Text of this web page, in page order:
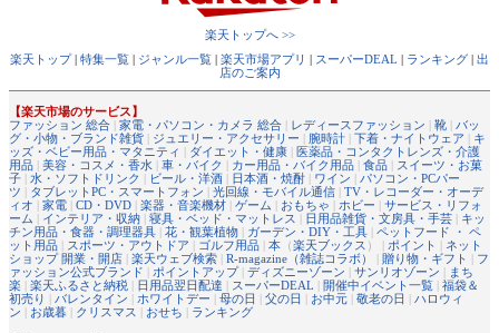
楽天トップへ >>
楽天トップ| 特集一覧 | ジャンル一覧 | 楽天市場アプリ | スーパーDEAL | ランキング | 出
店のご案内
【楽天市場のサービス】
ファッション 総合 | 家電・パソコン・カメラ 総合 | レディースファッション | 靴 | バッ
グ・小物・ブランド雑貨 | ジュエリー・アクセサリー | 腕時計 | 下着・ナイトウェア | キ
ッズ・ベビー用品・マタニティ | ダイエット・健康 | 医薬品・コンタクトレンズ・介護
用品 | 美容・コスメ・香水 | 車・バイク | カー用品・バイク用品 | 食品 | スイーツ・お菓
子 | 水・ソフトドリンク | ビール・洋酒 | 日本酒・焼酎 | ワイン | パソコン・PCパー
ツ | タブレットPC・スマートフォン | 光回線・モバイル通信 | TV・レコーダー・オーデ
ィオ | 家電 | CD・DVD | 楽器・音楽機材 | ゲーム | おもちゃ | ホビー | サービス・リフォ
ーム | インテリア・収納 | 寝具・ベッド・マットレス | 日用品雑貨・文房具・手芸 | キッ
チン用品・食器・調理器具 | 花・観葉植物 | ガーデン・DIY・工具 | ペットフード ・ ペ
ット用品 | スポーツ・アウトドア | ゴルフ用品 | 本 （楽天ブックス ） | ポイント | ネット
ショップ 開業・開店 | 楽天ウェブ検索 | R-magazine（雑誌コラボ） | 贈り物・ギフト | フ
ァッション公式ブランド | ポイントアップ| ディズニーゾーン | サンリオゾーン | まち
楽 | 楽天ふるさと納税 | 日用品翌日配達 | スーパーDEAL | 開催中イベント一覧 | 福袋＆
初売り | バレンタイン | ホワイトデー | 母の日 | 父の日 | お中元 | 敬老の日 | ハロウィ
ン | お歳暮 | クリスマス | おせち | ランキング